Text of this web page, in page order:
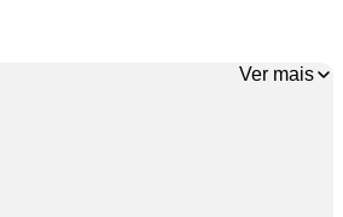
Ver mais